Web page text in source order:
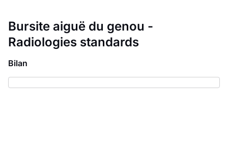
Bursite aiguë du genou -
Radiologies standards
Bilan